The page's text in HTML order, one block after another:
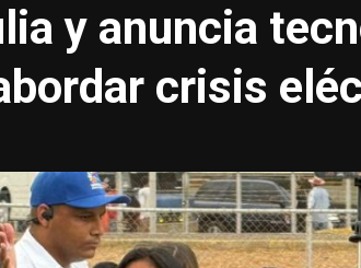
y anuncia
crisis